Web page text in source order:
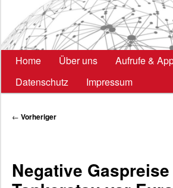
Hauptmenü
Home Über uns
Aufrufe &
Datenschutz
Impressum
Beitragsnavigation
← Vorheriger
Negative